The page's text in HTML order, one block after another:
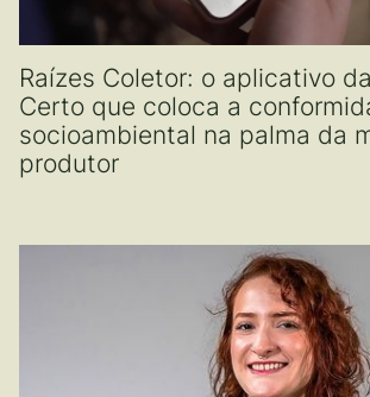
Raízes Coletor: o aplicativo
Certo que coloca a
socioambiental na palma da
produtor